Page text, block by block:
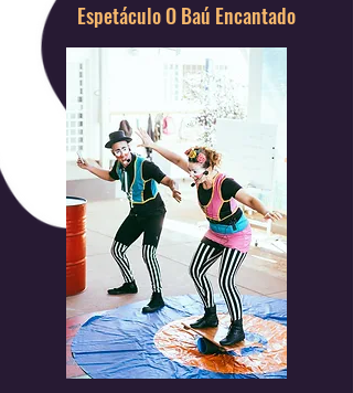
Espetáculo O Baú Encantado